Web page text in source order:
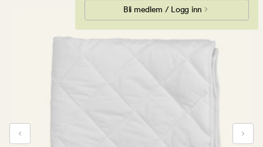
Bli medlem / Logg inn